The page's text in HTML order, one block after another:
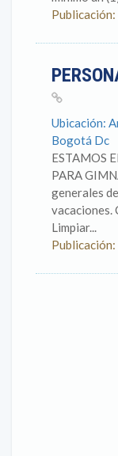
Ubicación:
Bogotá Dc
ESTAMOS
PARA
generales
vacaciones.
Limpiar...